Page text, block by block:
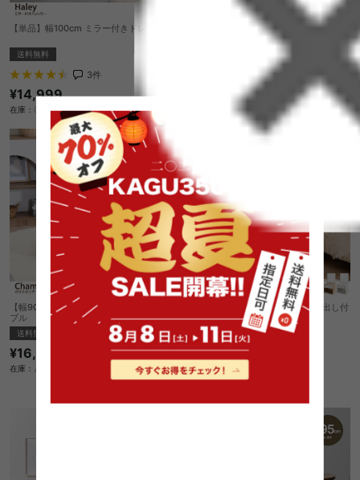
【単品】幅100cm ミラー付きドレッサー
送料無料
3件
¥14,999
在庫：〇
【幅80cm】Pila マルチ収納・デスク付き
2件
¥14,999
【幅90cm】Chamill ガラスセンターテー
ブル
送料無料
¥16,250
在庫：△
【幅43cm】Lino コンセント&引き出し付
きロードレッサー
送料無料
¥9,999